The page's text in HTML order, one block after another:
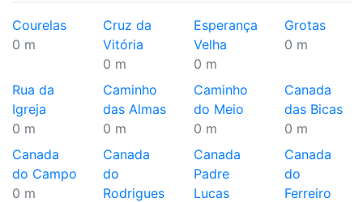
Courelas
0 m
Cruz da
Vitória
0 m
Esperança
Velha
0 m
Grotas
0 m
Rua da
Igreja
0 m
Caminho
das Almas
0 m
Caminho
do Meio
0 m
Canada
das Bicas
0 m
Canada
do Campo
0 m
Canada
do
Rodrigues
Canada
Padre
Lucas
Canada
do
Ferreiro